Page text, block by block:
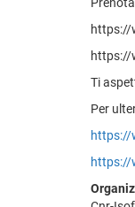
https://
https://
Ti
Per
https://
https://